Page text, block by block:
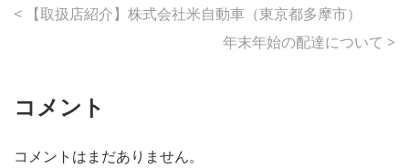
<
【取扱店紹介】株式会社米自動車（東京都多摩市）
年末年始の配達について >
コメント
コメントはまだありません。